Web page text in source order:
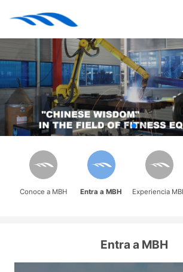
Conoce a MBH Entra a MBH Experiencia
Entra a MBH